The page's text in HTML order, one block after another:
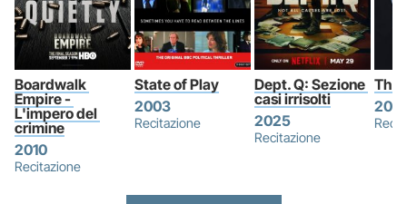
Boardwalk
Empire -
L'impero del
crimine
2010
Recitazione
State of Play
2003
Recitazione
Dept. Q: Sezione
casi irrisolti
2025
Recitazione
The
2019